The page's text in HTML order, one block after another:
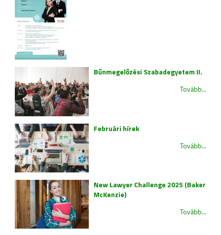
Bűnmegelőzési Szabadegyetem II.
Tovább...
Februári hírek
Tovább...
New Lawyer Challenge 2025 (Baker
McKenzie)
Tovább...